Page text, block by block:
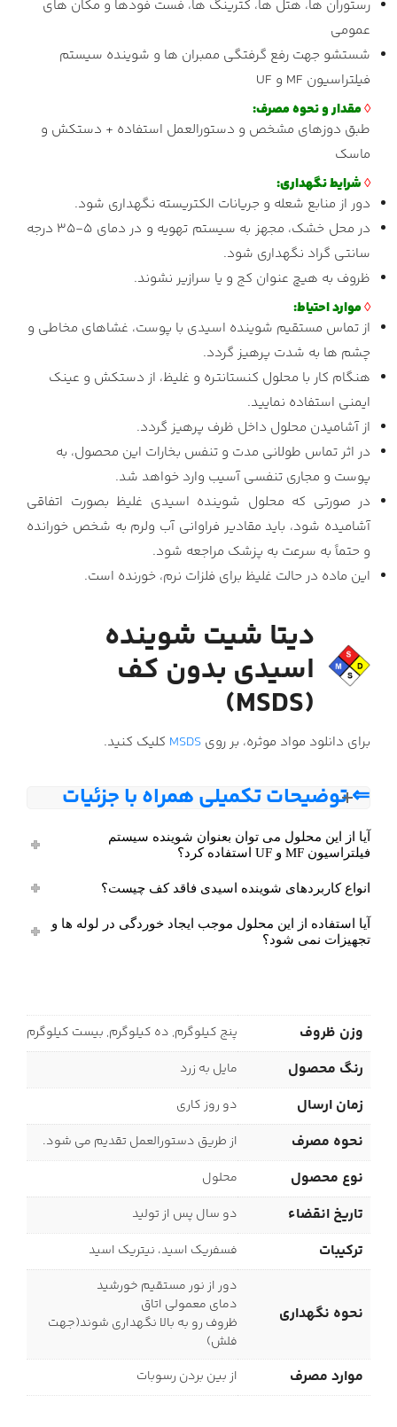
رستوران ها، هتل ها، کترینگ ها، فست فودها و مکان های
عمومی
شستشو جهت رفع گرفتگی ممبران ها و شوینده سیستم
فیلتراسیون MF و UF
◊مقدار و نحوه مصرف:
طبق دوزهای مشخص و دستورالعمل استفاده + دستکش و
ماسک
◊شرایط نگهداری:
دور از منابع شعله و جریانات الکتریسته نگهداری شود.
در محل خشک، مجهز به سیستم تهویه و در دمای ۵-۳۵ درجه
سانتی گراد نگهداری شود.
ظروف به هیچ عنوان کج و یا سرازیر نشوند.
◊موارد احتیاط:
از تماس مستقیم شوینده اسیدی با پوست، غشاهای مخاطی و
چشم ها به شدت پرهیز گردد.
هنگام کار با محلول کنستانتره و غلیظ، از دستکش و عینک
ایمنی استفاده نمایید.
از آشامیدن محلول داخل ظرف پرهیز گردد.
در اثر تماس طولانی مدت و تنفس بخارات این محصول، به
پوست و مجاری تنفسی آسیب وارد خواهد شد.
در صورتی که محلول شوینده اسیدی غلیظ بصورت اتفاقی
آشامیده شود، باید مقادیر فراوانی آب ولرم به شخص خورانده
و حتماً به سرعت به پزشک مراجعه شود.
این ماده در حالت غلیظ برای فلزات نرم، خورنده است.
دیتا شیت شوینده
اسیدی بدون کف
(MSDS)
برای دانلود مواد موثره، بر روی MSDS کلیک کنید.
⇐ توضیحات تکمیلی همراه با جزئیات
آیا از این محلول می توان بعنوان شوینده سیستم
فیلتراسیون MF و UF استفاده کرد؟
انواع کاربردهای شوینده اسیدی فاقد کف چیست؟
آیا استفاده از این محلول موجب ایجاد خوردگی در لوله ها و
تجهیزات نمی شود؟
وزن ظروف پنج کیلوگرم, ده کیلوگرم, بیست کیلوگرم
رنگ محصول مایل به زرد
زمان ارسال دو روز کاری
نحوه مصرف از طریق دستورالعمل تقدیم می شود.
نوع محصول محلول
تاریخ انقضاء دو سال پس از تولید
ترکیبات فسفریک اسید، نیتریک اسید
نحوه نگهداری
دور از نور مستقیم خورشید
دمای معمولی اتاق
ظروف رو به بالا نگهداری شوند(جهت
فلش)
موارد مصرف از بین بردن رسوبات